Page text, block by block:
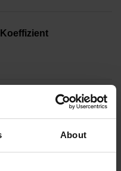
About